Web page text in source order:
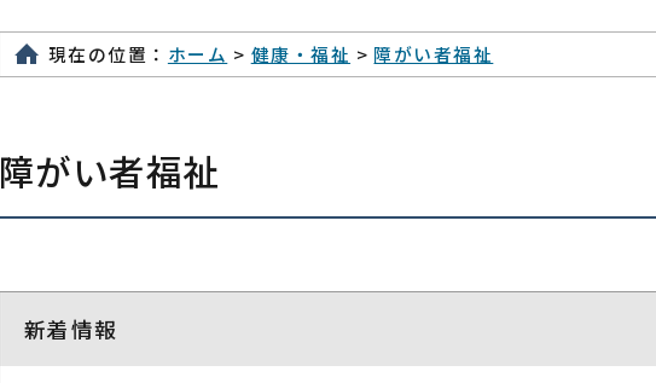
現在の位置： ホーム > 健康・福祉 > 障がい者福祉
障がい者福祉
新着情報